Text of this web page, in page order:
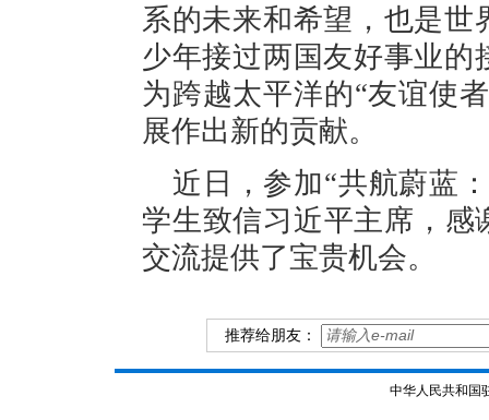
系的未来和希望，也是
少年接过两国友好事业的
为跨越太平洋的“友谊使
展作出新的贡献。
近日，参加“共航蔚蓝
学生致信习近平主席，感
交流提供了宝贵机会。
推荐给朋友：
中华人民共和国